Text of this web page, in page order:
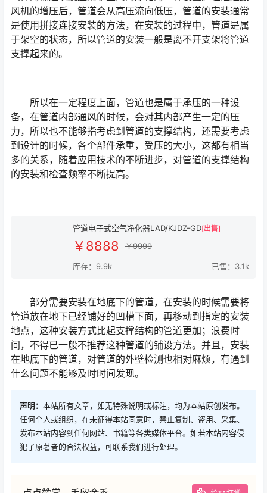
风机的增压后，管道会从高压流向低压，管道的安装通常
是使用拼接连接安装的方法，在安装的过程中，管道是属
于架空的状态，所以管道的安装一般是离不开支架将管道
支撑起来的。
所以在一定程度上面，管道也是属于承压的一种设
备，在管道内部通风的时候，会对其内部产生一定的压
力，所以也不能够指考虑到管道的支撑结构，还需要考虑
到设计的时候，各个部件承重，受压的大小，这都有相当
多的关系，随着应用技术的不断进步，对管道的支撑结构
的安装和检查频率不断提高。
管道电子式空气净化器LAD/KJDZ-GD[出售]
￥8888 ￥9999
库存：9.9k 已售：3.1k
部分需要安装在地底下的管道，在安装的时候需要将
管道放在地下已经铺好的凹槽下面，再移动到指定的安装
地点，这种安装方式比起支撑结构的管道更加；浪费时
间，不得已一般不推荐这种管道的铺设方法。并且，安装
在地底下的管道，对管道的外壁检测也相对麻烦，有遇到
什么问题不能够及时时间发现。
声明： 本站所有文章，如无特殊说明或标注，均为本站原创发布。
任何个人或组织，在未征得本站同意时，禁止复制、盗用、采集、
发布本站内容到任何网站、书籍等各类媒体平台。如若本站内容侵
犯了原著者的合法权益，可联系我们进行处理。